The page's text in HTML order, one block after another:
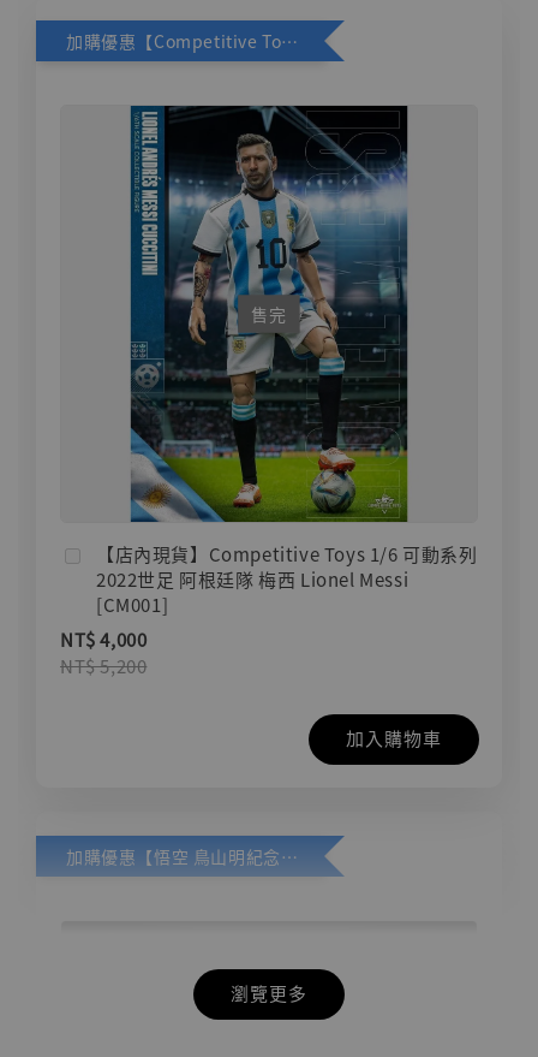
加購優惠【Competitive Toys 梅西 [CM001]】
售完
【店內現貨】Competitive Toys 1/6 可動系列
2022世足 阿根廷隊 梅西 Lionel Messi
[CM001]
NT$ 4,000
NT$ 5,200
加入購物車
加購優惠【悟空 鳥山明紀念款 [奇蹟工作室]】
瀏覽更多